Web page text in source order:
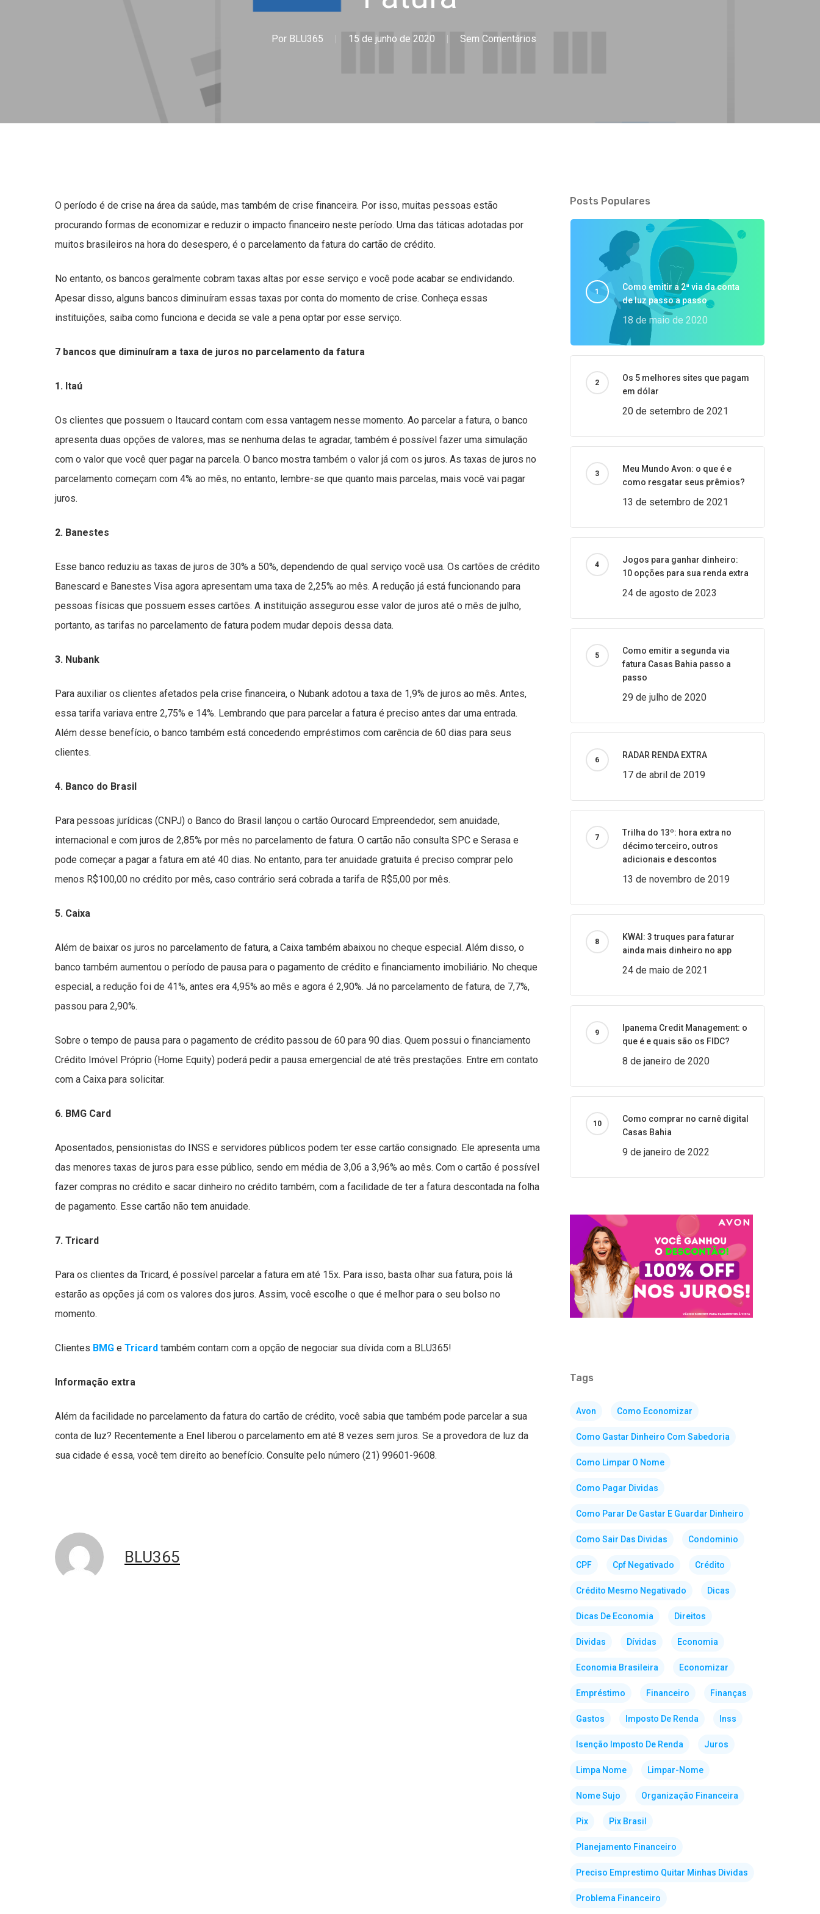
Por BLU365 15 de junho de 2020 Sem Comentários
O período é de crise na área da saúde, mas também de crise financeira. Por isso, muitas pessoas estão
procurando formas de economizar e reduzir o impacto financeiro neste período. Uma das táticas adotadas por
muitos brasileiros na hora do desespero, é o parcelamento da fatura do cartão de crédito.
No entanto, os bancos geralmente cobram taxas altas por esse serviço e você pode acabar se endividando.
Apesar disso, alguns bancos diminuíram essas taxas por conta do momento de crise. Conheça essas
instituições, saiba como funciona e decida se vale a pena optar por esse serviço.
7 bancos que diminuíram a taxa de juros no parcelamento da fatura
1. Itaú
Os clientes que possuem o Itaucard contam com essa vantagem nesse momento. Ao parcelar a fatura, o banco
apresenta duas opções de valores, mas se nenhuma delas te agradar, também é possível fazer uma simulação
com o valor que você quer pagar na parcela. O banco mostra também o valor já com os juros. As taxas de juros no
parcelamento começam com 4% ao mês, no entanto, lembre-se que quanto mais parcelas, mais você vai pagar
juros.
2. Banestes
Esse banco reduziu as taxas de juros de 30% a 50%, dependendo de qual serviço você usa. Os cartões de crédito
Banescard e Banestes Visa agora apresentam uma taxa de 2,25% ao mês. A redução já está funcionando para
pessoas físicas que possuem esses cartões. A instituição assegurou esse valor de juros até o mês de julho,
portanto, as tarifas no parcelamento de fatura podem mudar depois dessa data.
3. Nubank
Para auxiliar os clientes afetados pela crise financeira, o Nubank adotou a taxa de 1,9% de juros ao mês. Antes,
essa tarifa variava entre 2,75% e 14%. Lembrando que para parcelar a fatura é preciso antes dar uma entrada.
Além desse benefício, o banco também está concedendo empréstimos com carência de 60 dias para seus
clientes.
4. Banco do Brasil
Para pessoas jurídicas (CNPJ) o Banco do Brasil lançou o cartão Ourocard Empreendedor, sem anuidade,
internacional e com juros de 2,85% por mês no parcelamento de fatura. O cartão não consulta SPC e Serasa e
pode começar a pagar a fatura em até 40 dias. No entanto, para ter anuidade gratuita é preciso comprar pelo
menos R$100,00 no crédito por mês, caso contrário será cobrada a tarifa de R$5,00 por mês.
5. Caixa
Além de baixar os juros no parcelamento de fatura, a Caixa também abaixou no cheque especial. Além disso, o
banco também aumentou o período de pausa para o pagamento de crédito e financiamento imobiliário. No cheque
especial, a redução foi de 41%, antes era 4,95% ao mês e agora é 2,90%. Já no parcelamento de fatura, de 7,7%,
passou para 2,90%.
Sobre o tempo de pausa para o pagamento de crédito passou de 60 para 90 dias. Quem possui o financiamento
Crédito Imóvel Próprio (Home Equity) poderá pedir a pausa emergencial de até três prestações. Entre em contato
com a Caixa para solicitar.
6. BMG Card
Aposentados, pensionistas do INSS e servidores públicos podem ter esse cartão consignado. Ele apresenta uma
das menores taxas de juros para esse público, sendo em média de 3,06 a 3,96% ao mês. Com o cartão é possível
fazer compras no crédito e sacar dinheiro no crédito também, com a facilidade de ter a fatura descontada na folha
de pagamento. Esse cartão não tem anuidade.
7. Tricard
Para os clientes da Tricard, é possível parcelar a fatura em até 15x. Para isso, basta olhar sua fatura, pois lá
estarão as opções já com os valores dos juros. Assim, você escolhe o que é melhor para o seu bolso no
momento.
Clientes BMG e Tricard também contam com a opção de negociar sua dívida com a BLU365!
Informação extra
Além da facilidade no parcelamento da fatura do cartão de crédito, você sabia que também pode parcelar a sua
conta de luz? Recentemente a Enel liberou o parcelamento em até 8 vezes sem juros. Se a provedora de luz da
sua cidade é essa, você tem direito ao benefício. Consulte pelo número (21) 99601-9608.
BLU365
Posts Populares
Como emitir a 2ª via da conta
de luz passo a passo
18 de maio de 2020
Os 5 melhores sites que pagam
em dólar
20 de setembro de 2021
Meu Mundo Avon: o que é e
como resgatar seus prêmios?
13 de setembro de 2021
Jogos para ganhar dinheiro:
10 opções para sua renda extra
24 de agosto de 2023
Como emitir a segunda via
fatura Casas Bahia passo a
passo
29 de julho de 2020
RADAR RENDA EXTRA
17 de abril de 2019
Trilha do 13º: hora extra no
décimo terceiro, outros
adicionais e descontos
13 de novembro de 2019
KWAI: 3 truques para faturar
ainda mais dinheiro no app
24 de maio de 2021
Ipanema Credit Management: o
que é e quais são os FIDC?
8 de janeiro de 2020
Como comprar no carnê digital
Casas Bahia
9 de janeiro de 2022
Tags
Avon Como Economizar
Como Gastar Dinheiro Com Sabedoria
Como Limpar O Nome
Como Pagar Dividas
Como Parar De Gastar E Guardar Dinheiro
Como Sair Das Dividas Condominio
CPF Cpf Negativado Crédito
Crédito Mesmo Negativado Dicas
Dicas De Economia Direitos
Dividas Dívidas Economia
Economia Brasileira Economizar
Empréstimo Financeiro Finanças
Gastos Imposto De Renda Inss
Isenção Imposto De Renda Juros
Limpa Nome Limpar-Nome
Nome Sujo Organização Financeira
Pix Pix Brasil
Planejamento Financeiro
Preciso Emprestimo Quitar Minhas Dividas
Problema Financeiro